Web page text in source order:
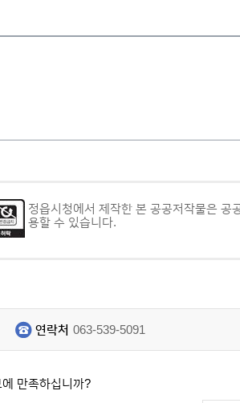
정읍시청에서 제작한 본 공공저작물은 공
용할 수 있습니다.
연락처 063-539-5091
만족하십니까?